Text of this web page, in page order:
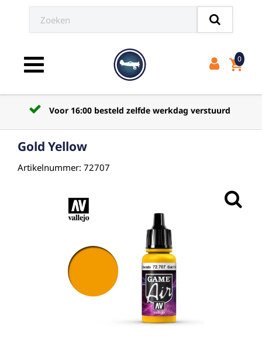
Toggle navigation shopping_cart
0
Voor 16:00 besteld zelfde werkdag verstuurd
Gold Yellow
Artikelnummer: 72707